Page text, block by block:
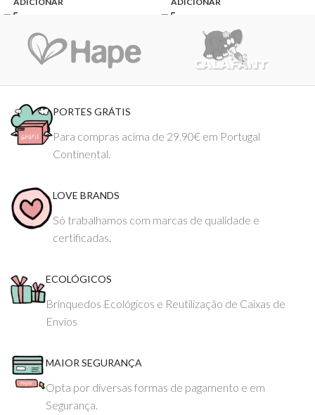
PORTES GRÁTIS
Para compras acima de 29.90€ em Portugal
Continental.
LOVE BRANDS
Só trabalhamos com marcas de qualidade e
certificadas.
ECOLÓGICOS
Brinquedos Ecológicos e Reutilização de Caixas de
Envios
MAIOR SEGURANÇA
Opta por diversas formas de pagamento e em
Segurança.